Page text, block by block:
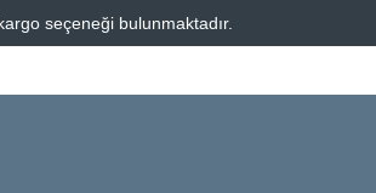
seçeneği bulunmaktadır.